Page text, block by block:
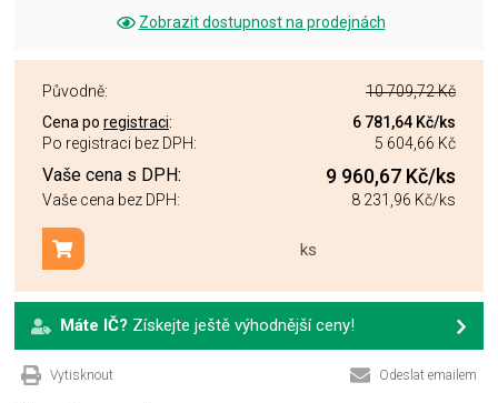
Zobrazit dostupnost na prodejnách
Původně:
10 709,72 Kč
Cena po registraci: 6 781,64 Kč/ks
Po registraci bez DPH:
5 604,66 Kč
Vaše cena s DPH: 9 960,67 Kč/ks
Vaše cena bez DPH: 8 231,96 Kč/ks
ks
Přidat do košíku
Máte IČ? Získejte ještě výhodnější ceny!
Vytisknout Odeslat emailem